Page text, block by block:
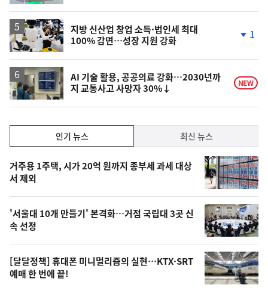
상
지방 신산업 창업 소득·법인세 최대
100% 감면…성장 지원 강화
하
락
1
AI 기술 활용, 공공의료 강화…2030년까
지 교통사고 사망자 30%↓
NEW
기,
최
신,
오
늘
의
영
상
인기 뉴스 최신 뉴스
인
기
뉴
스
거주용 1주택, 시가 20억 원까지 종부세 과세 대상
서 제외
'서울대 10개 만들기' 본격화…거점 국립대 3곳 신
속 선정
[달달정책] 휴대폰 미니멀리즘의 실현…KTX·SRT
예매 한 번에 끝!